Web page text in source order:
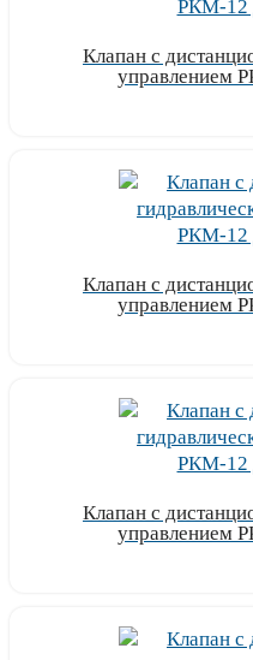
Клапан с
управлением
Клапан с
управлением
Клапан с
управлением